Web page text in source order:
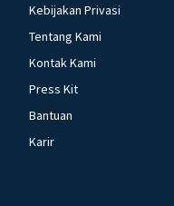
Kebijakan Privasi
Tentang Kami
Kontak Kami
Press Kit
Bantuan
Karir